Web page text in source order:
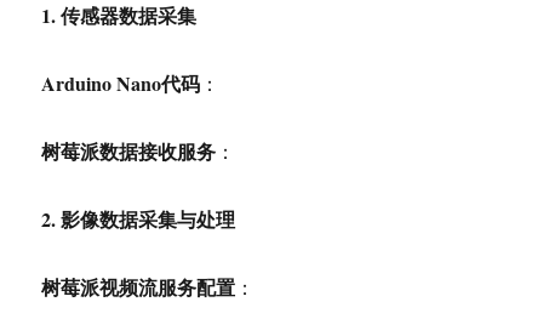
1.传感器数据采集
Arduino Nano代码 ：
树莓派数据接收服务 ：
2.影像数据采集与处理
树莓派视频流服务配置 ：